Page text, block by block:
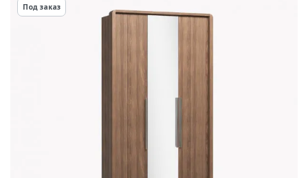
Под заказ